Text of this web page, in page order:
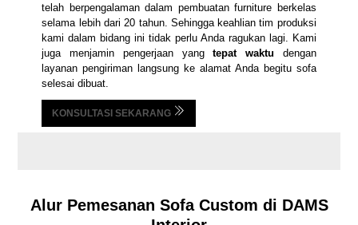
telah berpengalaman dalam pembuatan furniture berkelas
selama lebih dari 20 tahun. Sehingga keahlian tim produksi
kami dalam bidang ini tidak perlu Anda ragukan lagi. Kami
juga menjamin pengerjaan yangtepat waktu dengan
layanan pengiriman langsung ke alamat Anda begitu sofa
selesai dibuat.
KONSULTASI SEKARANG
Alur Pemesanan Sofa Custom di DAMS